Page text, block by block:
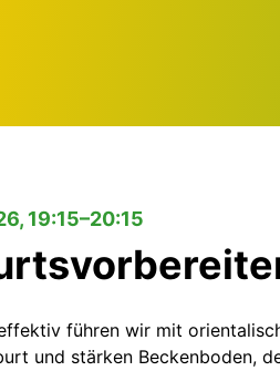
19:15–20:15
führen wir mit
und stärken Beckenboden,